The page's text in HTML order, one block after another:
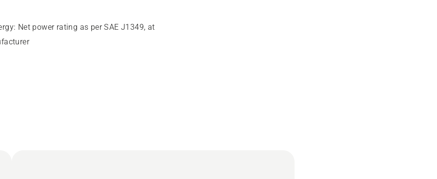
: Net power rating as per SAE J1349, at